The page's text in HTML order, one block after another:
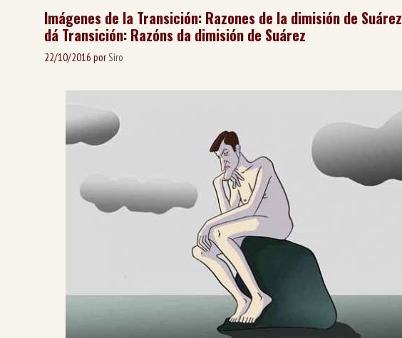
Imágenes de la Transición: Razones de la dimisión de Suárez
dá Transición: Razóns da dimisión de Suárez
22/10/2016 por Siro